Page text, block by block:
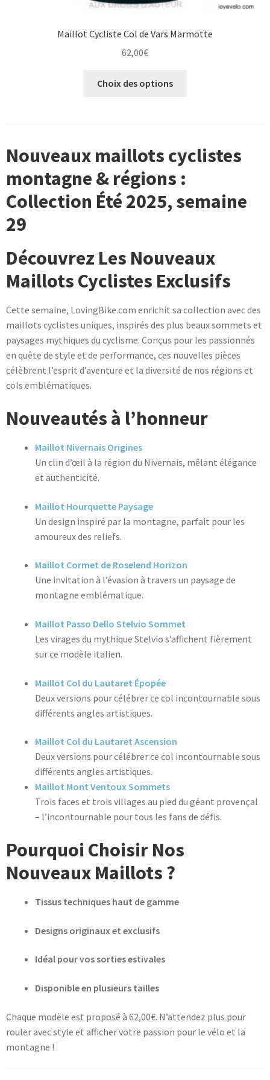
Maillot Cycliste Col de Vars Marmotte
62,00€
Choix des options
Les
être
choisies
page
du
produit
Nouveaux maillots cyclistes
montagne & régions :
Collection Été 2025, semaine
29
Découvrez Les Nouveaux
Maillots Cyclistes Exclusifs
Cette semaine, LovingBike.com enrichit sa collection avec des
maillots cyclistes uniques, inspirés des plus beaux sommets et
paysages mythiques du cyclisme. Conçus pour les passionnés
en quête de style et de performance, ces nouvelles pièces
célèbrent l’esprit d’aventure et la diversité de nos régions et
cols emblématiques.
Nouveautés à l’honneur
Maillot Nivernais Origines
Un clin d’œil à la région du Nivernais, mêlant élégance
et authenticité.
Maillot Hourquette Paysage
Un design inspiré par la montagne, parfait pour les
amoureux des reliefs.
Maillot Cormet de Roselend Horizon
Une invitation à l’évasion à travers un paysage de
montagne emblématique.
Maillot Passo Dello Stelvio Sommet
Les virages du mythique Stelvio s’affichent fièrement
sur ce modèle italien.
Maillot Col du Lautaret Épopée
Deux versions pour célébrer ce col incontournable sous
différents angles artistiques.
Maillot Col du Lautaret Ascension
Deux versions pour célébrer ce col incontournable sous
différents angles artistiques.
Maillot Mont Ventoux Sommets
Trois faces et trois villages au pied du géant provençal
– l’incontournable pour tous les fans de défis.
Pourquoi Choisir Nos
Nouveaux Maillots ?
Tissus techniques haut de gamme
Designs originaux et exclusifs
Idéal pour vos sorties estivales
Disponible en plusieurs tailles
Chaque modèle est proposé à 62,00€. N’attendez plus pour
rouler avec style et afficher votre passion pour le vélo et la
montagne !